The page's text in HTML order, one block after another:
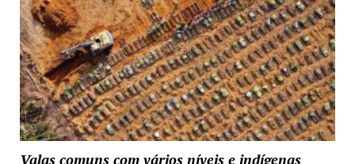
Valas comuns com vários níveis e indígenas